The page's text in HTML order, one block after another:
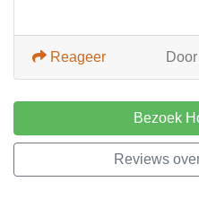
Door
Reageer
Bezoek
Reviews